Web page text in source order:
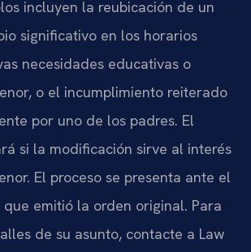
incluyen la reubicación de un
significativo en los horarios
necesidades educativas o
o el incumplimiento reiterado
por uno de los padres. El
si la modificación sirve al interés
El proceso se presenta ante el
emitió la orden original. Para
de su asunto, contacte a Law